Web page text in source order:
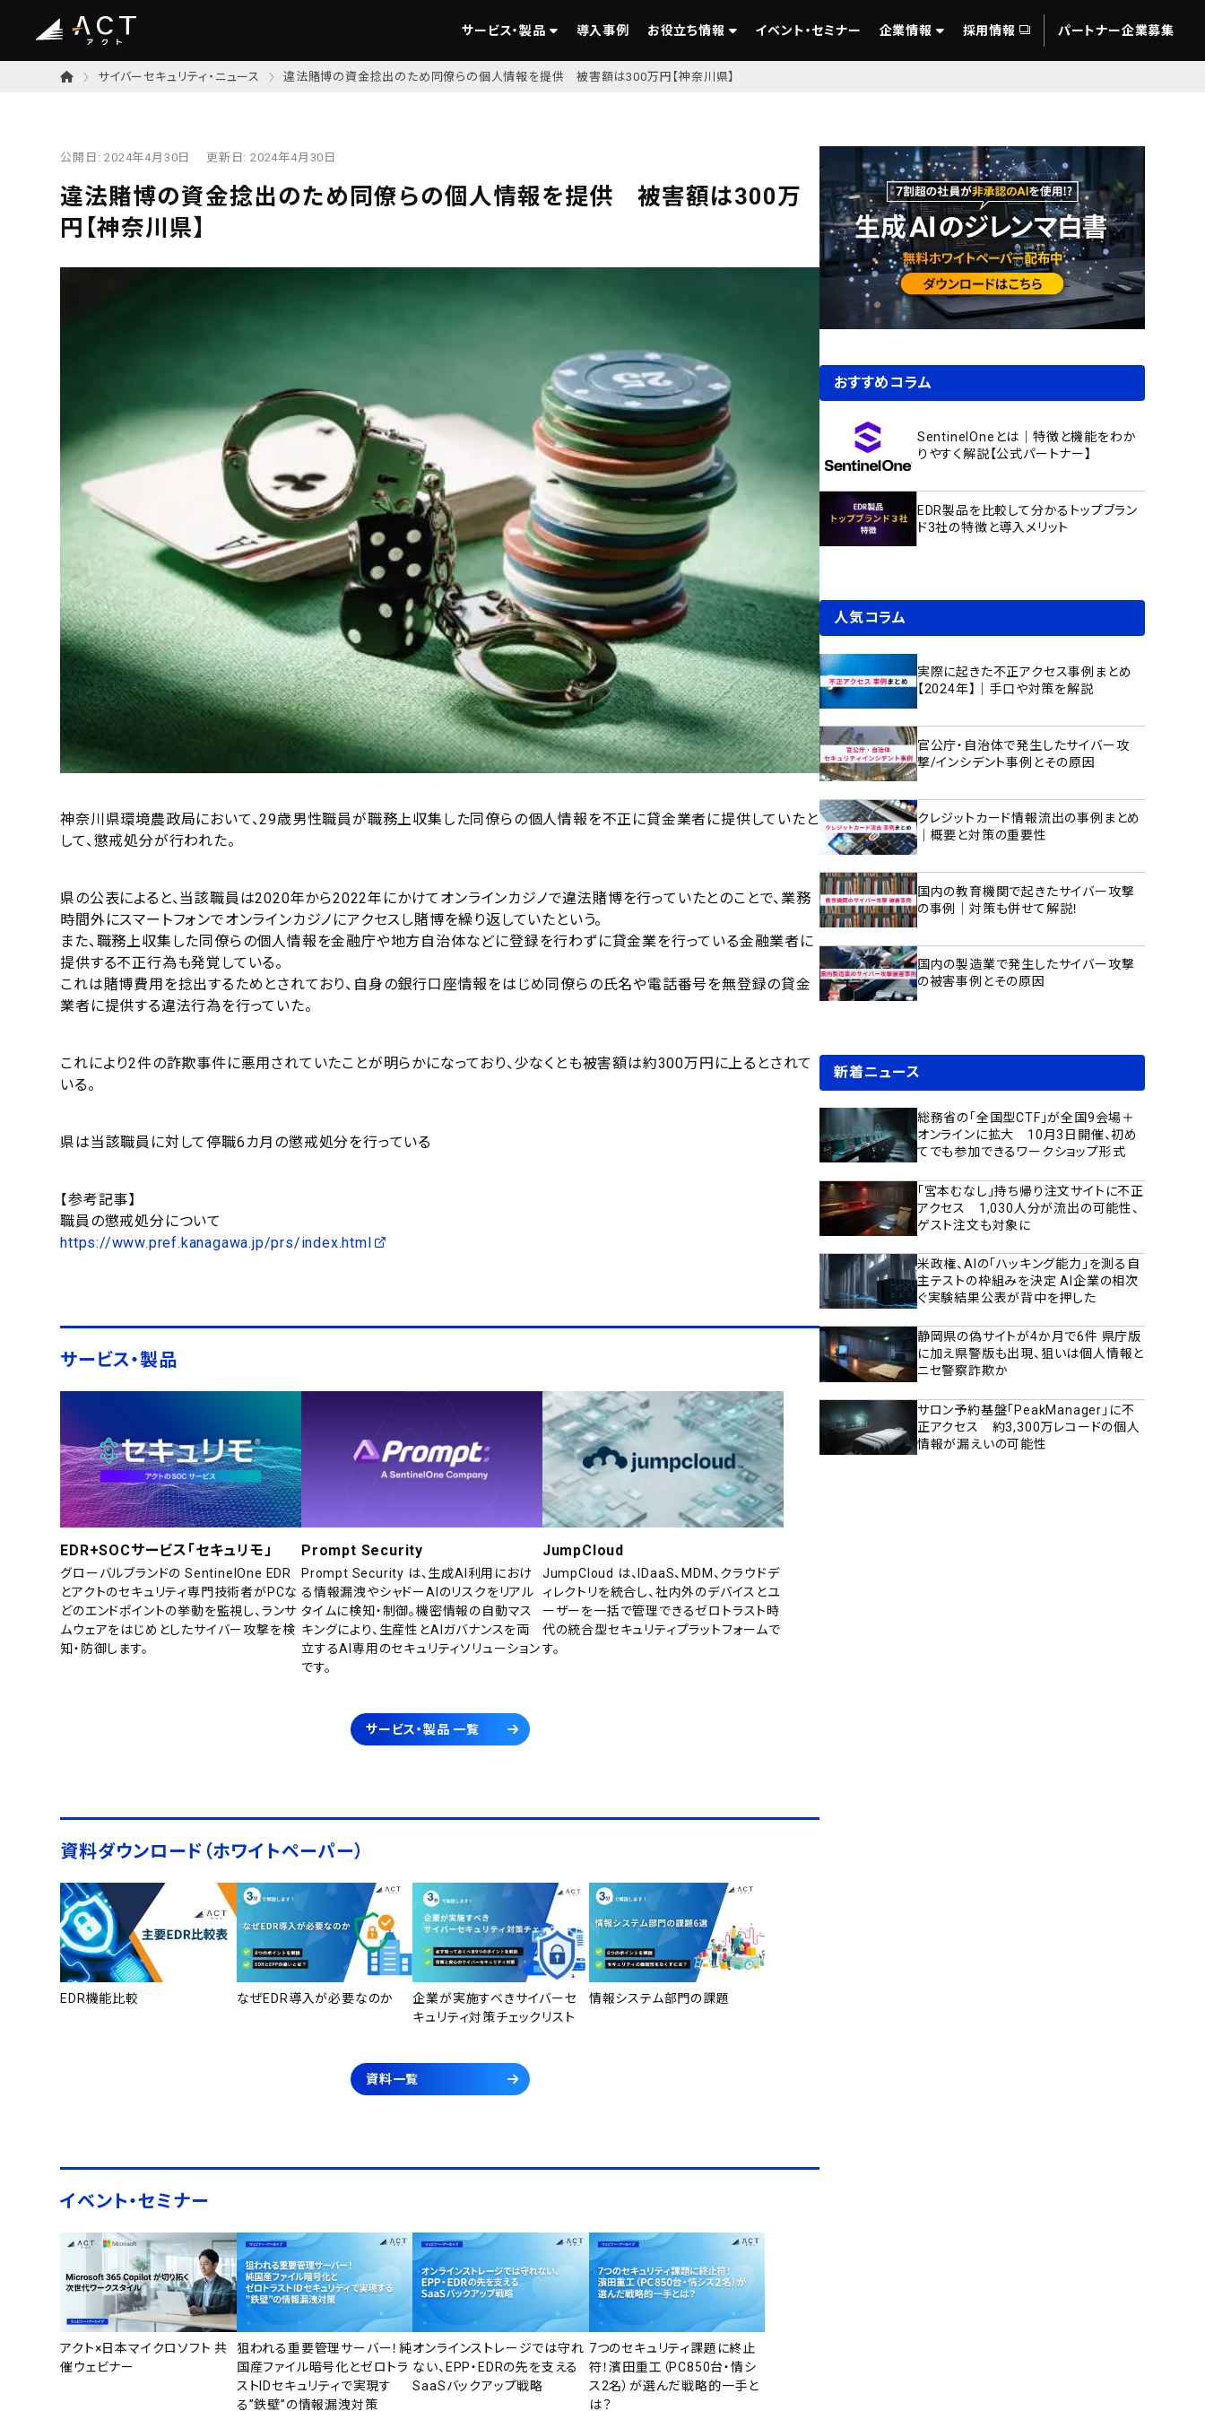
サービス・製品 導入事例 お役立ち情報 イベント・セミナー 企業情報 採用情報 パートナー企業募集
サイバーセキュリティ・ニュース 違法賭博の資金捻出のため同僚らの個人情報を提供 被害額は300万円【神奈川県】
公開日:2024年4月30日 更新日: 2024年4月30日
違法賭博の資金捻出のため同僚らの個人情報を提供 被害額は300万
円【神奈川県】
神奈川県環境農政局において、29歳男性職員が職務上収集した同僚らの個人情報を不正に貸金業者に提供していたと
して、懲戒処分が行われた。
県の公表によると、当該職員は2020年から2022年にかけてオンラインカジノで違法賭博を行っていたとのことで、業務
時間外にスマートフォンでオンラインカジノにアクセスし賭博を繰り返していたという。
また、職務上収集した同僚らの個人情報を金融庁や地方自治体などに登録を行わずに貸金業を行っている金融業者に
提供する不正行為も発覚している。
これは賭博費用を捻出するためとされており、自身の銀行口座情報をはじめ同僚らの氏名や電話番号を無登録の貸金
業者に提供する違法行為を行っていた。
これにより2件の詐欺事件に悪用されていたことが明らかになっており、少なくとも被害額は約300万円に上るとされて
いる。
県は当該職員に対して停職6カ月の懲戒処分を行っている
【参考記事】
職員の懲戒処分について
https://www.pref.kanagawa.jp/prs/index.html
サービス・製品
EDR+SOCサービス「セキュリモ」
グローバルブランドの SentinelOne EDR
とアクトのセキュリティ専門技術者がPCな
どのエンドポイントの挙動を監視し、ランサ
ムウェアをはじめとしたサイバー攻撃を検
知・防御します。
Prompt Security
Prompt Security は、生成AI利用におけ
る情報漏洩やシャドーAIのリスクをリアル
タイムに検知・制御。機密情報の自動マス
キングにより、生産性とAIガバナンスを両
立するAI専用のセキュリティソリューション
です。
JumpCloud
JumpCloud は、IDaaS、MDM、クラウドデ
ィレクトリを統合し、社内外のデバイスとユ
ーザーを一括で管理できるゼロトラスト時
代の統合型セキュリティプラットフォームで
す。
サービス・製品 一覧
資料ダウンロード（ホワイトペーパー）
EDR機能比較 なぜEDR導入が必要なのか
企業が実施すべきサイバーセ
キュリティ対策チェックリスト
情報システム部門の課題
資料一覧
イベント・セミナー
アクト×日本マイクロソフト 共
催ウェビナー
狙われる重要管理サーバー！純
国産ファイル暗号化とゼロトラ
ストIDセキュリティで実現す
る”鉄壁”の情報漏洩対策
オンラインストレージでは守れ
ない、EPP・EDRの先を支える
SaaSバックアップ戦略
7つのセキュリティ課題に終止
符！濱田重工（PC850台・情シ
ス2名）が選んだ戦略的一手と
は？
おすすめコラム
SentinelOneとは｜特徴と機能をわか
りやすく解説【公式パートナー】
EDR製品を比較して分かるトップブラン
ド3社の特徴と導入メリット
人気コラム
実際に起きた不正アクセス事例まとめ
【2024年】｜手口や対策を解説
官公庁・自治体で発生したサイバー攻
撃/インシデント事例とその原因
クレジットカード情報流出の事例まとめ
｜概要と対策の重要性
国内の教育機関で起きたサイバー攻撃
の事例｜対策も併せて解説！
国内の製造業で発生したサイバー攻撃
の被害事例とその原因
新着ニュース
総務省の「全国型CTF」が全国9会場＋
オンラインに拡大 10月3日開催、初め
てでも参加できるワークショップ形式
「宮本むなし」持ち帰り注文サイトに不正
アクセス 1,030人分が流出の可能性、
ゲスト注文も対象に
米政権、AIの「ハッキング能力」を測る自
主テストの枠組みを決定 AI企業の相次
ぐ実験結果公表が背中を押した
静岡県の偽サイトが4か月で6件 県庁版
に加え県警版も出現、狙いは個人情報と
ニセ警察詐欺か
サロン予約基盤「PeakManager」に不
正アクセス 約3,300万レコードの個人
情報が漏えいの可能性